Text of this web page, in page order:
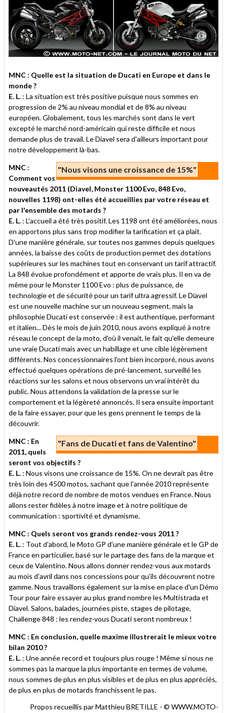
MNC : Quelle est la situation de Ducati en Europe et dans le
monde ?
E. L. : La situation est très positive puisque nous sommes en
progression de 2% au niveau mondial et de 8% au niveau
européen. Globalement, tous les marchés sont dans le vert
excepté le marché nord-américain qui reste difficile et nous
demande plus de travail. Le Diavel sera d'ailleurs important pour
notre développement là-bas.
"Nous visons une croissance de 15%"
MNC :
Comment vos
nouveautés 2011 (Diavel, Monster 1100 Evo, 848 Evo,
nouvelles 1198) ont-elles été accueillies par votre réseau et
par l'ensemble des motards ?
E. L. : L'accueil a été très positif. Les 1198 ont été améliorées, nous
en apportons plus sans trop modifier la tarification et ça plait.
D'une manière générale, sur toutes nos gammes depuis quelques
années, la baisse des coûts de production permet des dotations
supérieures sur les machines tout en conservant un tarif attractif.
La 848 évolue profondément et apporte de vrais plus. Il en va de
même pour le Monster 1100 Evo : plus de puissance, de
technologie et de sécurité pour un tarif ultra agressif. Le Diavel
est une nouvelle machine sur un nouveau segment, mais la
philosophie Ducati est conservée : il est authentique, performant
et italien... Dès le mois de juin 2010, nous avons expliqué à notre
réseau le concept de la moto, d'où il venait, le fait qu'elle demeure
une vraie Ducati mais avec un habillage et une cible légèrement
différents. Nos concessionnaires l'ont bien incorporé, nous avons
effectué quelques opérations de pré-lancement, surveillé les
réactions sur les salons et nous observons un vrai intérêt du
public. Nous attendons la validation de la presse sur le
comportement et la légèreté annoncés. Il sera ensuite important
de la faire essayer, pour que les gens prennent le temps de la
découvrir.
"Fans de Ducati et fans de Valentino"
MNC : En
2011, quels
seront vos objectifs ?
E. L. : Nous visons une croissance de 15%. On ne devrait pas être
très loin des 4500 motos, sachant que l'année 2010 représente
déjà notre record de nombre de motos vendues en France. Nous
allons rester fidèles à notre image et à notre politique de
communication : sportivité et dynamisme.
MNC : Quels seront vos grands rendez-vous 2011 ?
E. L. : Tout d'abord, le Moto GP d'une manière générale et le GP de
France en particulier, basé sur le partage des fans de la marque et
ceux de Valentino. Nous allons donner rendez-vous aux motards
au mois d'avril dans nos concessions pour qu'ils découvrent notre
gamme. Nous travaillons également sur la mise en place d'un Démo
Tour pour faire essayer au plus grand nombre les Multistrada et
Diavel. Salons, balades, journées piste, stages de pilotage,
Challenge 848 : les rendez-vous Ducati seront nombreux !
MNC : En conclusion, quelle maxime illustrerait le mieux votre
bilan 2010 ?
E. L. : Une année record et toujours plus rouge ! Même si nous ne
sommes pas la marque la plus importante en termes de volume,
nous sommes de plus en plus visibles et de plus en plus appréciés,
de plus en plus de motards franchissent le pas.
Propos recueillis par Matthieu BRETILLE - © WWW.MOTO-